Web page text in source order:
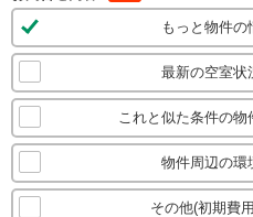
もっと物件の
最新の空室状
これと似た条件の
物件周辺の環
その他(初期費